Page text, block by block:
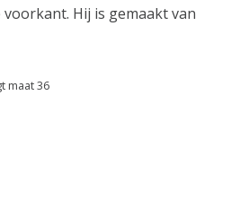
Hij is gemaakt van
maat 36